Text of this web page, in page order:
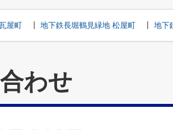
屋町 地下鉄長堀鶴見緑地 松屋町 地下
わせ